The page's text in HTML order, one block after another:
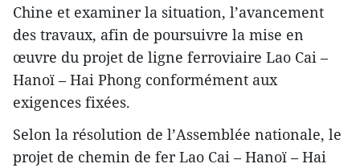
Chine et examiner la situation, l’avancement
des travaux, afin de poursuivre la mise en
œuvre du projet de ligne ferroviaire Lao Cai –
Hanoï – Hai Phong conformément aux
exigences fixées.
Selon la résolution de l’Assemblée nationale, le
projet de chemin de fer Lao Cai – Hanoï – Hai